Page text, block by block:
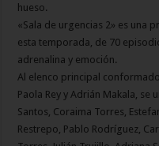
hueso.
«Sala de urgencias 2» es una
esta temporada, de 70
adrenalina y emoción.
Al elenco principal
Paola Rey y Adrián Makala, se
Santos, Coraima Torres,
Restrepo, Pablo Rodríguez,